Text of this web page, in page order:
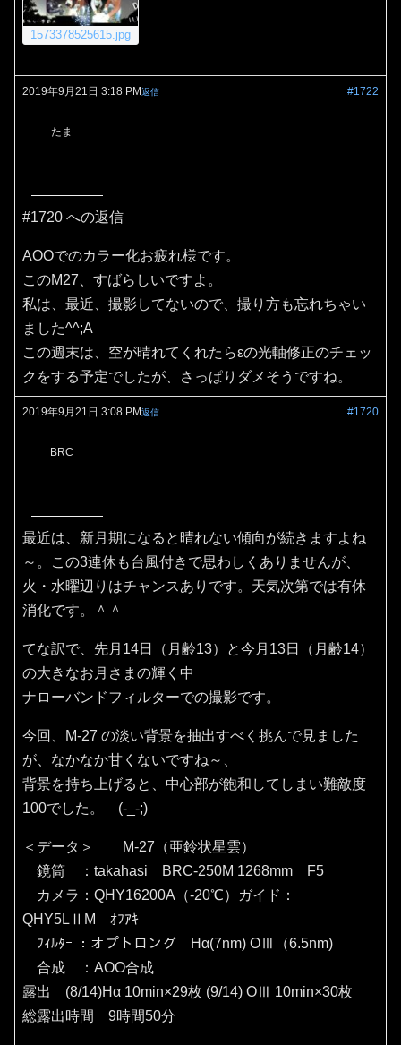
1573378525615.jpg
2019年9月21日 3:18 PM #1722
返信
たま
#1720 への返信
AOOでのカラー化お疲れ様です。
このM27、すばらしいですよ。
私は、最近、撮影してないので、撮り方も忘れちゃい
ました^^;A
この週末は、空が晴れてくれたらεの光軸修正のチェッ
クをする予定でしたが、さっぱりダメそうですね。
2019年9月21日 3:08 PM #1720
返信
BRC
最近は、新月期になると晴れない傾向が続きますよね
～。この3連休も台風付きで思わしくありませんが、
火・水曜辺りはチャンスありです。天気次第では有休
消化です。＾＾
てな訳で、先月14日（月齢13）と今月13日（月齢14）
の大きなお月さまの輝く中
ナローバンドフィルターでの撮影です。
今回、M-27 の淡い背景を抽出すべく挑んで見ました
が、なかなか甘くないですね～、
背景を持ち上げると、中心部が飽和してしまい難敵度
100でした。 (-_-;)
＜データ＞ M-27（亜鈴状星雲）
鏡筒 ：takahasi BRC-250M 1268mm F5
カメラ：QHY16200A（‐20℃）ガイド：
QHY5LⅡM ｵﾌｱｷ
ﾌｨﾙﾀｰ ：オプトロング Hα(7nm) OⅢ（6.5nm)
合成 ：AOO合成
露出 (8/14)Hα 10min×29枚 (9/14) OⅢ 10min×30枚
総露出時間 9時間50分